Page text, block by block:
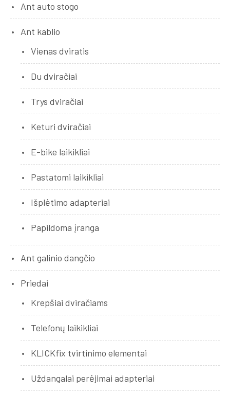
Ant auto stogo
Ant kablio
Vienas dviratis
Du dviračiai
Trys dviračiai
Keturi dviračiai
E-bike laikikliai
Pastatomi laikikliai
Išplėtimo adapteriai
Papildoma įranga
Ant galinio dangčio
Priedai
Krepšiai dviračiams
Telefonų laikikliai
KLICKfix tvirtinimo elementai
Uždangalai perėjimai adapteriai